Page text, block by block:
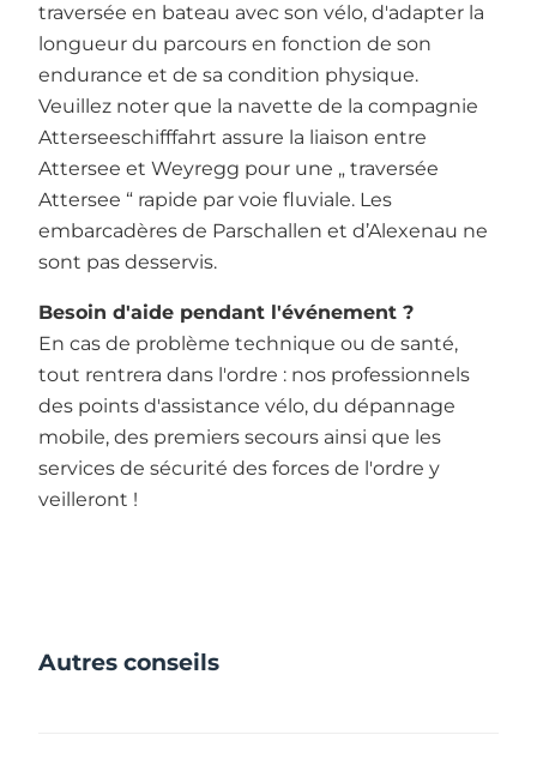
traversée en bateau avec son vélo, d'adapter la
longueur du parcours en fonction de son
endurance et de sa condition physique.
Veuillez noter que la navette de la compagnie
Atterseeschifffahrt assure la liaison entre
Attersee et Weyregg pour une „ traversée
Attersee “ rapide par voie fluviale. Les
embarcadères de Parschallen et d’Alexenau ne
sont pas desservis.
Besoin d'aide pendant l'événement ?
En cas de problème technique ou de santé,
tout rentrera dans l'ordre : nos professionnels
des points d'assistance vélo, du dépannage
mobile, des premiers secours ainsi que les
services de sécurité des forces de l'ordre y
veilleront !
Autres conseils